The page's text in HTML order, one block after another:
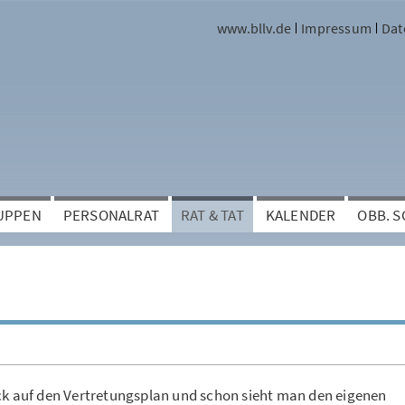
www.bllv.de Impressum
PERSONALRAT RAT & TAT KALENDER OBB.
auf den Vertretungsplan und schon sieht man den eigenen